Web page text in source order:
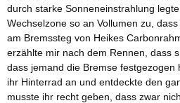
durch starke Sonneneinstrahlung
Wechselzone so an Vollumen zu,
am Bremssteg von Heikes
erzählte mir nach dem Rennen, dass
dass jemand die Bremse
ihr Hinterrad an und entdeckte den
musste ihr recht geben, dass zwar